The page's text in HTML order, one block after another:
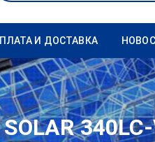
И ДОСТАВКА